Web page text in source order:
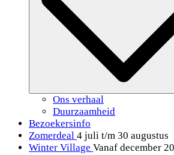
Ons verhaal
Duurzaamheid
Bezoekersinfo
Zomerdeal 4 juli t/m 30 augustus
Winter Village Vanaf december